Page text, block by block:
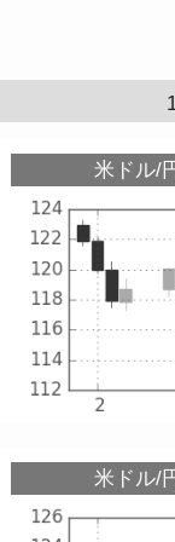
米ドル/
米ドル/